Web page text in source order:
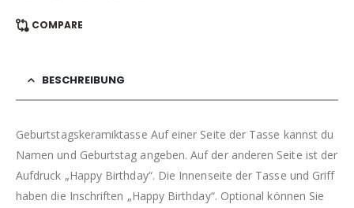
COMPARE
BESCHREIBUNG
Geburtstagskeramiktasse Auf einer Seite der Tasse kannst du
Namen und Geburtstag angeben. Auf der anderen Seite ist der
Aufdruck „Happy Birthday“. Die Innenseite der Tasse und Griff
haben die Inschriften „Happy Birthday“. Optional können Sie